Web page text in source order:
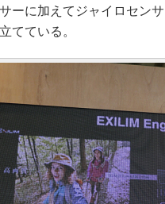
ーに加えてジャイロセン
てている。